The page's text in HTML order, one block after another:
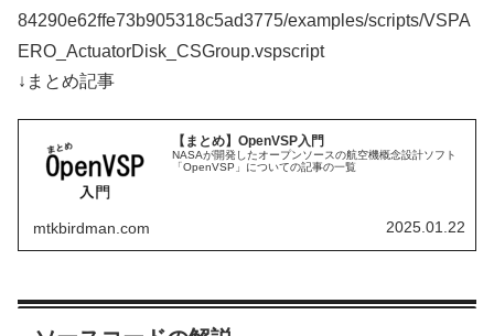
84290e62ffe73b905318c5ad3775/examples/scripts/VSPA
ERO_ActuatorDisk_CSGroup.vspscript
↓まとめ記事
【まとめ】OpenVSP入門
NASAが開発したオープンソースの航空機概念設計ソフト
「OpenVSP」についての記事の一覧
mtkbirdman.com 2025.01.22